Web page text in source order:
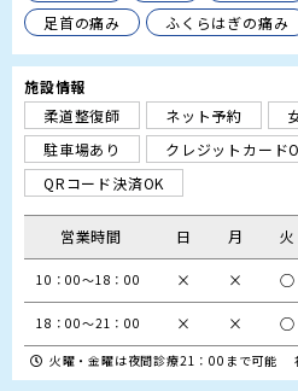
足首の痛み
ふくらはぎの痛み
施設情報
柔道整復師
ネット予約
駐車場あり
クレジットカード
QRコード決済OK
営業時間 日 月 火
10：00～18：00 × × ○
18：00～21：00 × × ○
火曜・金曜は夜間診療21：00まで可能